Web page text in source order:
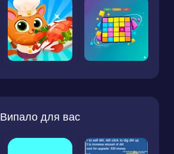
Випало для вас